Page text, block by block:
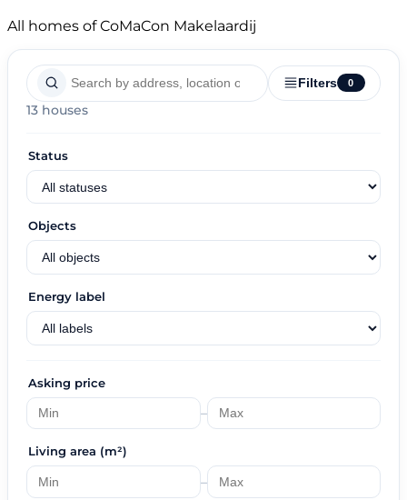
All homes of CoMaCon Makelaardij
Filters 0
13 houses
Status
Objects
Energy label
Asking price
–
Living area (m²)
–